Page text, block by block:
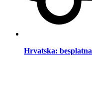
Hrvatska: